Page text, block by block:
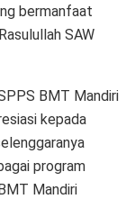
bermanfaat
SAW
BMT Mandiri
kepada
program
Mandiri